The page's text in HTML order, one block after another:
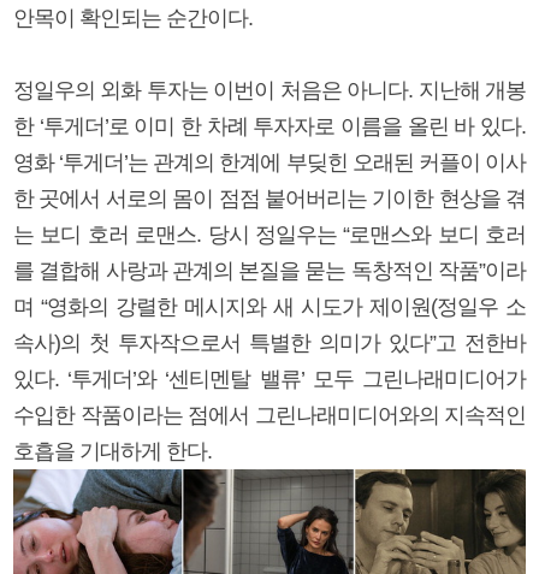
안목이 확인되는 순간이다.
정일우의 외화 투자는 이번이 처음은 아니다. 지난해 개봉
한 ‘투게더’로 이미 한 차례 투자자로 이름을 올린 바 있다.
영화 ‘투게더’는 관계의 한계에 부딪힌 오래된 커플이 이사
한 곳에서 서로의 몸이 점점 붙어버리는 기이한 현상을 겪
는 보디 호러 로맨스. 당시 정일우는 “로맨스와 보디 호러
를 결합해 사랑과 관계의 본질을 묻는 독창적인 작품”이라
며 “영화의 강렬한 메시지와 새 시도가 제이원(정일우 소
속사)의 첫 투자작으로서 특별한 의미가 있다”고 전한바
있다. ‘투게더’와 ‘센티멘탈 밸류’ 모두 그린나래미디어가
수입한 작품이라는 점에서 그린나래미디어와의 지속적인
호흡을 기대하게 한다.